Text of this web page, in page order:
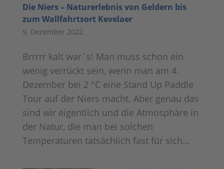
Die Niers – Naturerlebnis von Geldern bis
zum Wallfahrtsort Kevelaer
9. Dezember 2022
Brrrrr kalt war´s! Man muss schon ein
wenig verrückt sein, wenn man am 4.
Dezember bei 2 °C eine Stand Up Paddle
Tour auf der Niers macht. Aber genau das
sind wir eigentlich und die Atmosphäre in
der Natur, die man bei solchen
Temperaturen tatsächlich fast für sich...